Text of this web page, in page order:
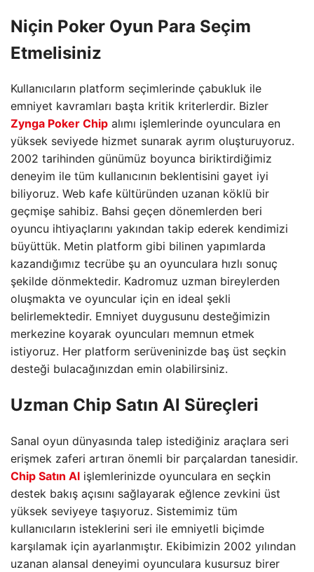
Niçin Poker Oyun Para Seçim
Etmelisiniz
Kullanıcıların platform seçimlerinde çabukluk ile
emniyet kavramları başta kritik kriterlerdir. Bizler
Zynga Poker Chip alımı işlemlerinde oyunculara en
yüksek seviyede hizmet sunarak ayrım oluşturuyoruz.
2002 tarihinden günümüz boyunca biriktirdiğimiz
deneyim ile tüm kullanıcının beklentisini gayet iyi
biliyoruz. Web kafe kültüründen uzanan köklü bir
geçmişe sahibiz. Bahsi geçen dönemlerden beri
oyuncu ihtiyaçlarını yakından takip ederek kendimizi
büyüttük. Metin platform gibi bilinen yapımlarda
kazandığımız tecrübe şu an oyunculara hızlı sonuç
şekilde dönmektedir. Kadromuz uzman bireylerden
oluşmakta ve oyuncular için en ideal şekli
belirlemektedir. Emniyet duygusunu desteğimizin
merkezine koyarak oyuncuları memnun etmek
istiyoruz. Her platform serüveninizde baş üst seçkin
desteği bulacağınızdan emin olabilirsiniz.
Uzman Chip Satın Al Süreçleri
Sanal oyun dünyasında talep istediğiniz araçlara seri
erişmek zaferi artıran önemli bir parçalardan tanesidir.
Chip Satın Al işlemlerinizde oyunculara en seçkin
destek bakış açısını sağlayarak eğlence zevkini üst
yüksek seviyeye taşıyoruz. Sistemimiz tüm
kullanıcıların isteklerini seri ile emniyetli biçimde
karşılamak için ayarlanmıştır. Ekibimizin 2002 yılından
uzanan alansal deneyimi oyunculara kusursuz birer